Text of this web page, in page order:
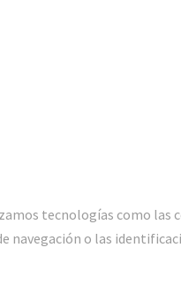
tecnologías como
navegación o las